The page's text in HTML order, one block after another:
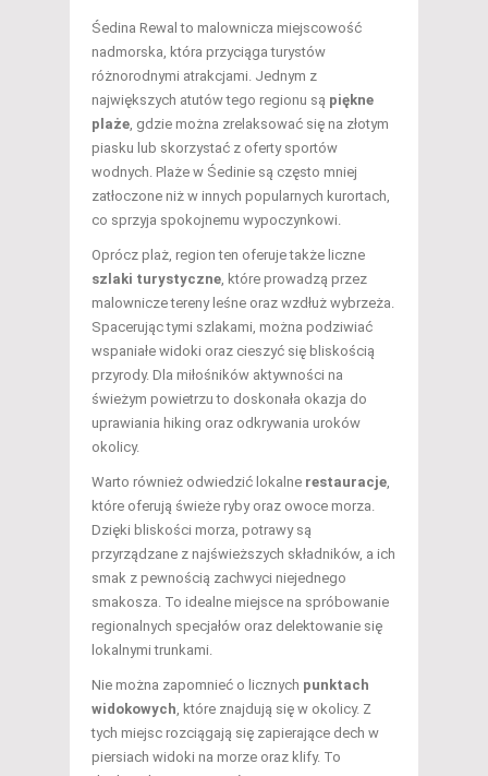
Śedina Rewal to malownicza miejscowość
nadmorska, która przyciąga turystów
różnorodnymi atrakcjami. Jednym z
największych atutów tego regionu są piękne
plaże , gdzie można zrelaksować się na złotym
piasku lub skorzystać z oferty sportów
wodnych. Plaże w Śedinie są często mniej
zatłoczone niż w innych popularnych kurortach,
co sprzyja spokojnemu wypoczynkowi.
Oprócz plaż, region ten oferuje także liczne
szlaki turystyczne , które prowadzą przez
malownicze tereny leśne oraz wzdłuż wybrzeża.
Spacerując tymi szlakami, można podziwiać
wspaniałe widoki oraz cieszyć się bliskością
przyrody. Dla miłośników aktywności na
świeżym powietrzu to doskonała okazja do
uprawiania hiking oraz odkrywania uroków
okolicy.
Warto również odwiedzić lokalne restauracje
które oferują świeże ryby oraz owoce morza.
Dzięki bliskości morza, potrawy są
przyrządzane z najświeższych składników, a ich
smak z pewnością zachwyci niejednego
smakosza. To idealne miejsce na spróbowanie
regionalnych specjałów oraz delektowanie się
lokalnymi trunkami.
Nie można zapomnieć o licznych punktach
widokowych , które znajdują się w okolicy. Z
tych miejsc rozciągają się zapierające dech w
piersiach widoki na morze oraz klify. To